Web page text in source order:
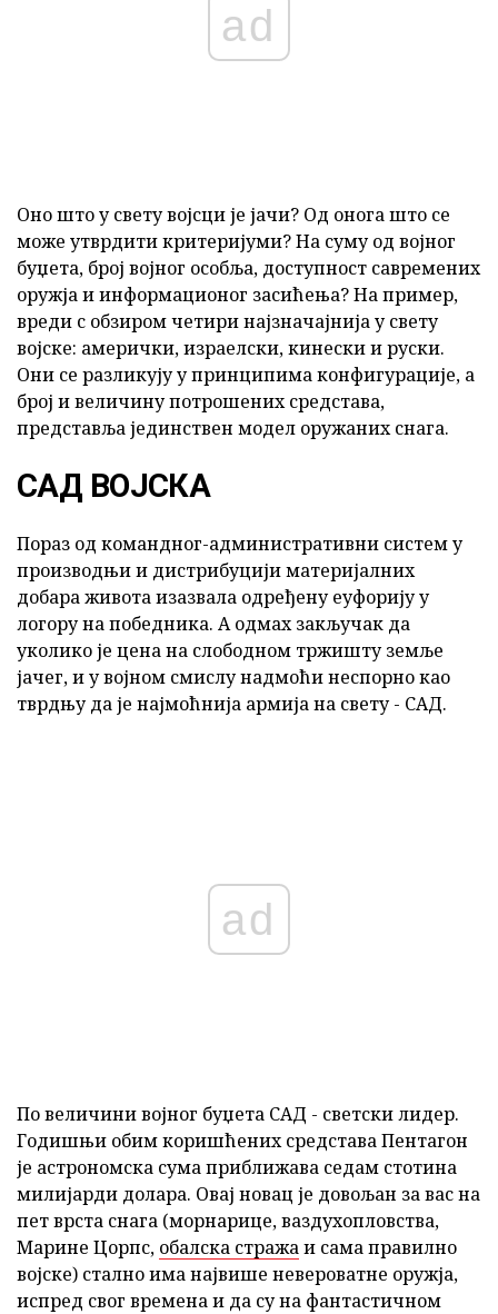
ad
Оно што у свету војсци је јачи? Од онога што се
може утврдити критеријуми? На суму од војног
буџета, број војног особља, доступност савремених
оружја и информационог засићења? На пример,
вреди с обзиром четири најзначајнија у свету
војске: амерички, израелски, кинески и руски.
Они се разликују у принципима конфигурације, а
број и величину потрошених средстава,
представља јединствен модел оружаних снага.
САД ВОЈСКА
Пораз од командног-административни систем у
производњи и дистрибуцији материјалних
добара живота изазвала одређену еуфорију у
логору на победника. А одмах закључак да
уколико је цена на слободном тржишту земље
јачег, и у војном смислу надмоћи неспорно као
тврдњу да је најмоћнија армија на свету - САД.
ad
По величини војног буџета САД - светски лидер.
Годишњи обим коришћених средстава Пентагон
је астрономска сума приближава седам стотина
милијарди долара. Овај новац је довољан за вас на
пет врста снага (морнарице, ваздухопловства,
Марине Цорпс, обалска стражаи сама правилно
војске) стално има највише невероватне оружја,
испред свог времена и да су на фантастичном